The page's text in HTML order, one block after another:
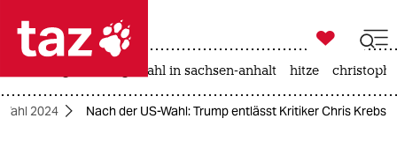
 taz zahl ich
taz zahl ich

taz zahl ich
landtagswahl in sachsen-anhalt hitze
2024 Nach der US-Wahl: Trump entlässt Kritiker Chris Krebs